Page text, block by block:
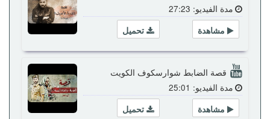
مدة الفيديو: 27:23
تحميل
مشاهدة
قصة الضابط شوارسكوف الكويت
مدة الفيديو: 25:01
تحميل
مشاهدة